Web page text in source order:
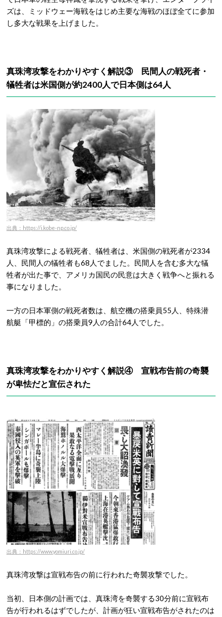
ズは、ミッドウェー海戦をはじめ主要な海戦のほぼ全てに参加
し多大な戦果を上げました。
真珠湾攻撃をわかりやすく解説③ 民間人の戦死者・
犠牲者は米国側が約2400人で日本側は64人
出典：https://i.kobe-np.co.jp/
真珠湾攻撃による戦死者、犠牲者は、米国側の戦死者が2334
人、民間人の犠牲者も68人でました。民間人を含む多大な犠
牲者が出た事で、アメリカ国民の民意は大きく戦争へと振れる
事になりました。
一方の日本軍側の戦死者数は、航空機の搭乗員55人、特殊潜
航艇「甲標的」の搭乗員9人の合計64人でした。
真珠湾攻撃をわかりやすく解説④ 宣戦布告前の奇襲
が卑怯だと宣伝された
出典：https://www.yomiuri.co.jp/
真珠湾攻撃は宣戦布告の前に行われた奇襲攻撃でした。
当初、日本側の計画では、真珠湾を奇襲する30分前に宣戦布
告が行われるはずでしたが、計画が狂い宣戦布告がされたのは